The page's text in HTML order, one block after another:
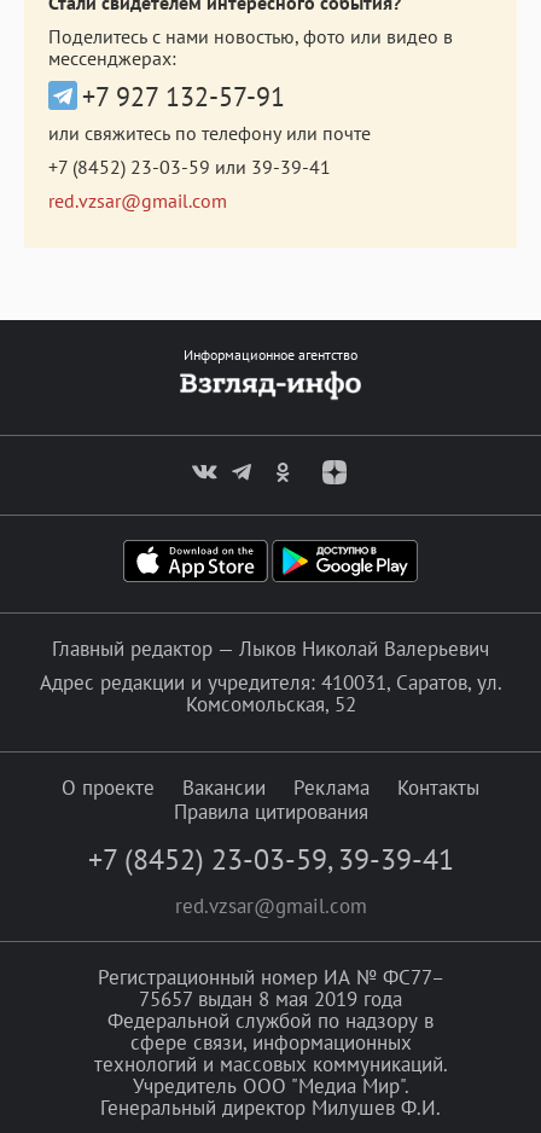
Поделитесь с нами новостью, фото или видео в
мессенджерах:
+7 927 132-57-91
или свяжитесь по телефону или почте
+7 (8452) 23-03-59 или 39-39-41
red.vzsar@gmail.com
Информационное агентство
Главный редактор — Лыков Николай Валерьевич
Адрес редакции и учредителя: 410031, Саратов, ул.
Комсомольская, 52
О проекте Вакансии Реклама
Контакты
Правила цитирования
+7 (8452) 23-03-59, 39-39-41
red.vzsar@gmail.com
Регистрационный номер ИА № ФС77–
75657 выдан 8 мая 2019 года
Федеральной службой по надзору в
сфере связи, информационных
технологий и массовых коммуникаций.
Учредитель ООО "Медиа Мир".
Генеральный директор Милушев Ф.И.